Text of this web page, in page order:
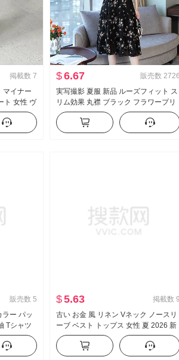
掲載数 7
マイナー
ト 女性 ヴ
効果 タイ
スカー
$6.67 販売数 2726
実写撮影 夏服 新品 ルーズフィット ス
リム効果 丸襟 ブラック フラワープリ
ント ミディスカート 蓮の葉 スリーブ
エレガント シフォン ワンピース
販売数 5
ー パッ
Tシャツ
美しい の
$5.63 掲載数 9
古い お金 風 リネン Vネック ノースリ
ーブ ベスト トップス 女性 夏 2026 新
品 スリムフィット スリム効果 ポロシ
ャツ ニット Tシャツ